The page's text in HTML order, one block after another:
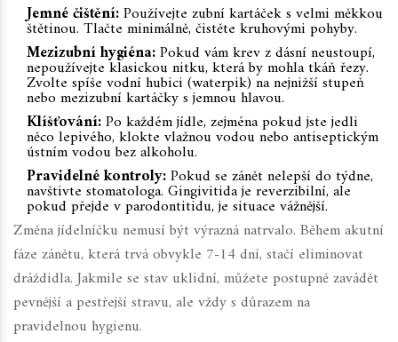
Jemné čištění:Používejte zubní kartáček s velmi měkkou
štětinou. Tlačte minimálně, čistěte kruhovými pohyby.
Mezizubní hygiéna:Pokud vám krev z dásní neustoupí,
nepoužívejte klasickou nitku, která by mohla tkáň řezy.
Zvolte spíše vodní hubici (waterpik) na nejnižší stupeň
nebo mezizubní kartáčky s jemnou hlavou.
Klíšťování:Po každém jídle, zejména pokud jste jedli
něco lepivého, klokte vlažnou vodou nebo antiseptickým
ústním vodou bez alkoholu.
Pravidelné kontroly:Pokud se zánět nelepší do týdne,
navštivte stomatologa. Gingivitida je reverzibilní, ale
pokud přejde v parodontitidu, je situace vážnější.
Změna jídelníčku nemusí být výrazná natrvalo. Během akutní
fáze zánětu, která trvá obvykle 7-14 dní, stačí eliminovat
dráždidla. Jakmile se stav uklidní, můžete postupně zavádět
pevnější a pestřejší stravu, ale vždy s důrazem na
pravidelnou hygienu.